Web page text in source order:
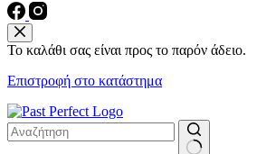
Το καλάθι σας είναι προς το παρόν άδειο.
Επιστροφή στο κατάστημα